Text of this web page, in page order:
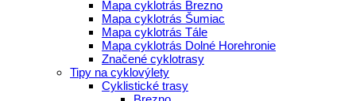
Mapa cyklotrás Brezno
Mapa cyklotrás Šumiac
Mapa cyklotrás Tále
Mapa cyklotrás Dolné Horehronie
Značené cyklotrasy
Tipy na cyklovýlety
Cyklistické trasy